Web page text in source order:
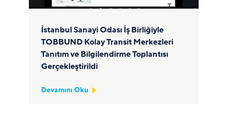
İstanbul Sanayi Odası İş Birliğiyle
TOBBUND Kolay Transit Merkezleri
Tanıtım ve Bilgilendirme Toplantısı
Gerçekleştirildi
Devamını Oku